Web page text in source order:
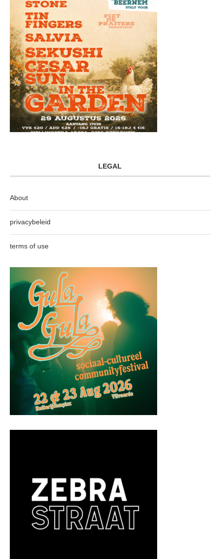
LEGAL
About
privacybeleid
terms of use